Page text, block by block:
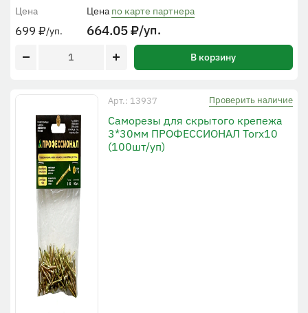
Цена
699 ₽/уп.
Цена по карте партнера
664.05₽/уп.
В корзину
Арт.: 13937 Проверить наличие
Cаморезы для скрытого крепежа
3*30мм ПРОФЕССИОНАЛ Torx10
(100шт/уп)